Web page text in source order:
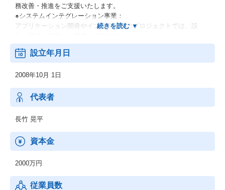
務改善・推進をご支援いたします。
●システムインテグレーション事業：
アプリケーション開発やインフラ領域のプロジェクトでは、設
様々な工程におけるソリューション・サービスをご提供いたしま
す。
クライアント・企業の業態に幅広く利用できるフォントサービス
の提供を実現するために、
ユニークかつ芸術性の高い新書体の開発、最先端のデバイス向け
表示用フォントサービスを開発いたします。
●通信事業/不動産事業/プロモーション事業
設立年月日
2008年10月 1日
代表者
長竹 晃平
資本金
2000万円
従業員数